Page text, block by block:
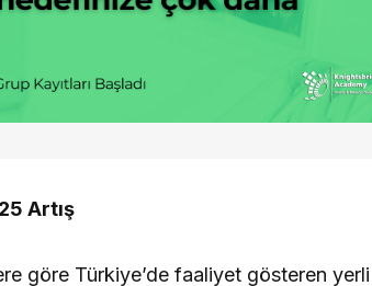
Artış
göre Türkiye’de faaliyet gösteren yerli